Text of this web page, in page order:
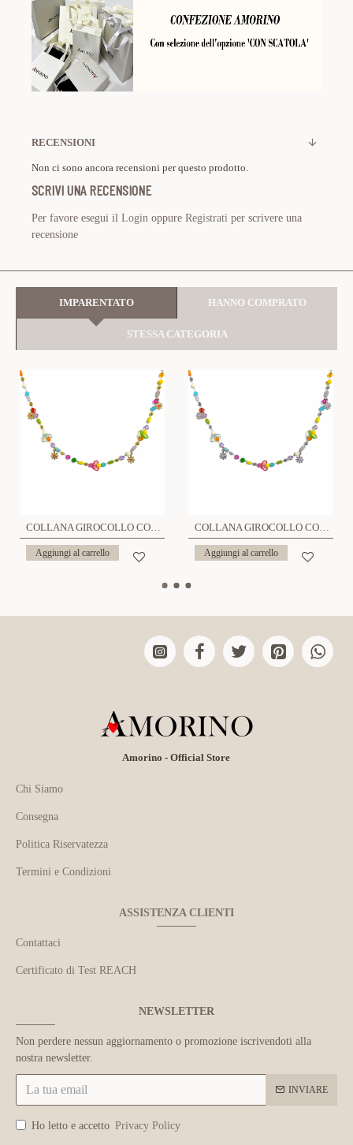
RECENSIONI
Non ci sono ancora recensioni per questo prodotto.
SCRIVI UNA RECENSIONE
Per favore esegui il Login oppure Registrati per scrivere una
recensione
IMPARENTATO HANNO COMPRATO
STESSA CATEGORIA
COLLANA GIROCOLLO CON FIORI - YNK23132E304 ORO
Aggiungi al carrello
COLLANA GIROCOLLO CON FIORI - YNK23132E304 ARG
Aggiungi al carrello
Amorino - Official Store
Chi Siamo
Consegna
Politica Riservatezza
Termini e Condizioni
ASSISTENZA CLIENTI
Contattaci
Certificato di Test REACH
NEWSLETTER
Non perdere nessun aggiornamento o promozione iscrivendoti alla
nostra newsletter.
INVIARE
Ho letto e accetto Privacy Policy